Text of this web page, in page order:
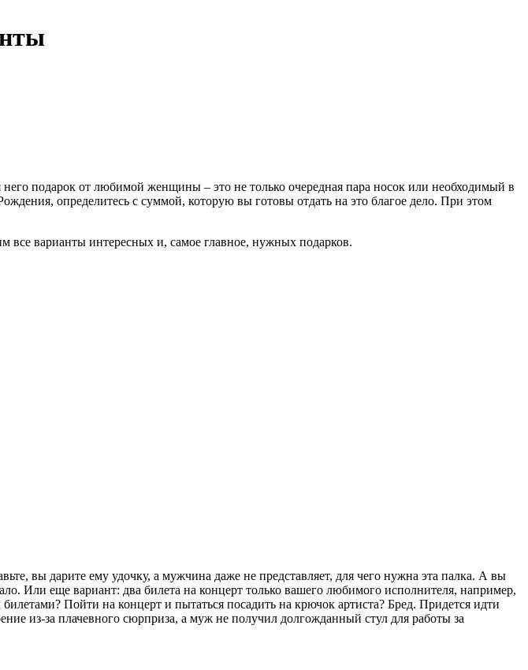
подарок от любимой женщины – это не только очередная пара носок или необходимый в
определитесь с суммой, которую вы готовы отдать на это благое дело. При этом
все варианты интересных и, самое главное, нужных подарков.
вы дарите ему удочку, а мужчина даже не представляет, для чего нужна эта палка. А вы
Или еще вариант: два билета на концерт только вашего любимого исполнителя, например,
Пойти на концерт и пытаться посадить на крючок артиста? Бред. Придется идти
из-за плачевного сюрприза, а муж не получил долгожданный стул для работы за